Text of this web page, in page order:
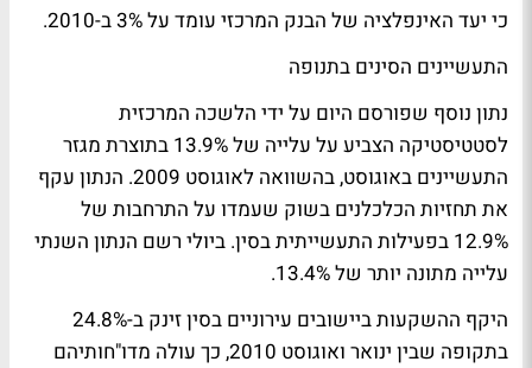
כי יעד האינפלציה של הבנק המרכזי עומד על 3% ב-2010.
התעשיינים הסינים בתנופה
נתון נוסף שפורסם היום על ידי הלשכה המרכזית
לסטטיסטיקה הצביע על עלייה של 13.9% בתוצרת מגזר
התעשיינים באוגוסט, בהשוואה לאוגוסט 2009. הנתון עקף
את תחזיות הכלכלנים בשוק שעמדו על התרחבות של
12.9% בפעילות התעשייתית בסין. ביולי רשם הנתון השנתי
עלייה מתונה יותר של 13.4%.
היקף ההשקעות ביישובים עירוניים בסין זינק ב-24.8%
בתקופה שבין ינואר ואוגוסט 2010, כך עולה מדו"חותיהם